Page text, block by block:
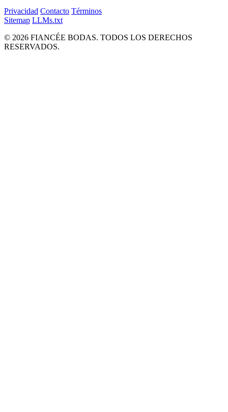
Privacidad Contacto Términos
Sitemap LLMs.txt
© 2026 FIANCÉE BODAS. TODOS LOS DERECHOS
RESERVADOS.